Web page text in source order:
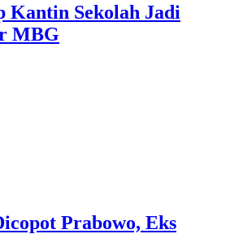
Kantin Sekolah Jadi
MBG
Prabowo, Eks